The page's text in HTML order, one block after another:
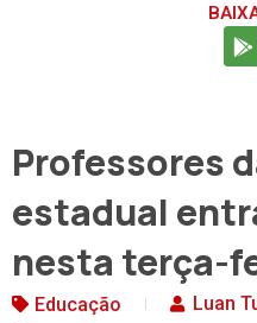
Professores
estadual
nesta terça-
Educação Luan